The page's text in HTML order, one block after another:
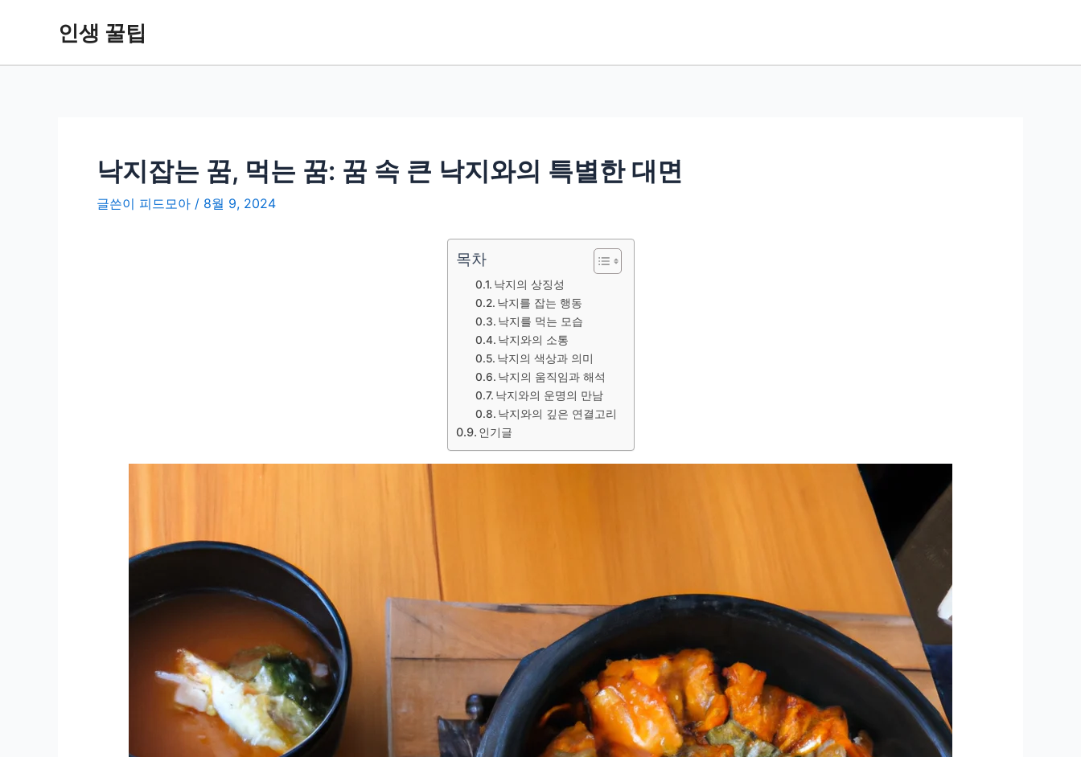
인생 꿀팁
낙지잡는 꿈, 먹는 꿈: 꿈 속 큰 낙지와의 특별한 대면
글쓴이 피드모아 / 8월 9, 2024
목차
낙지의 상징성
낙지를 잡는 행동
낙지를 먹는 모습
낙지와의 소통
낙지의 색상과 의미
낙지의 움직임과 해석
낙지와의 운명의 만남
낙지와의 깊은 연결고리
인기글